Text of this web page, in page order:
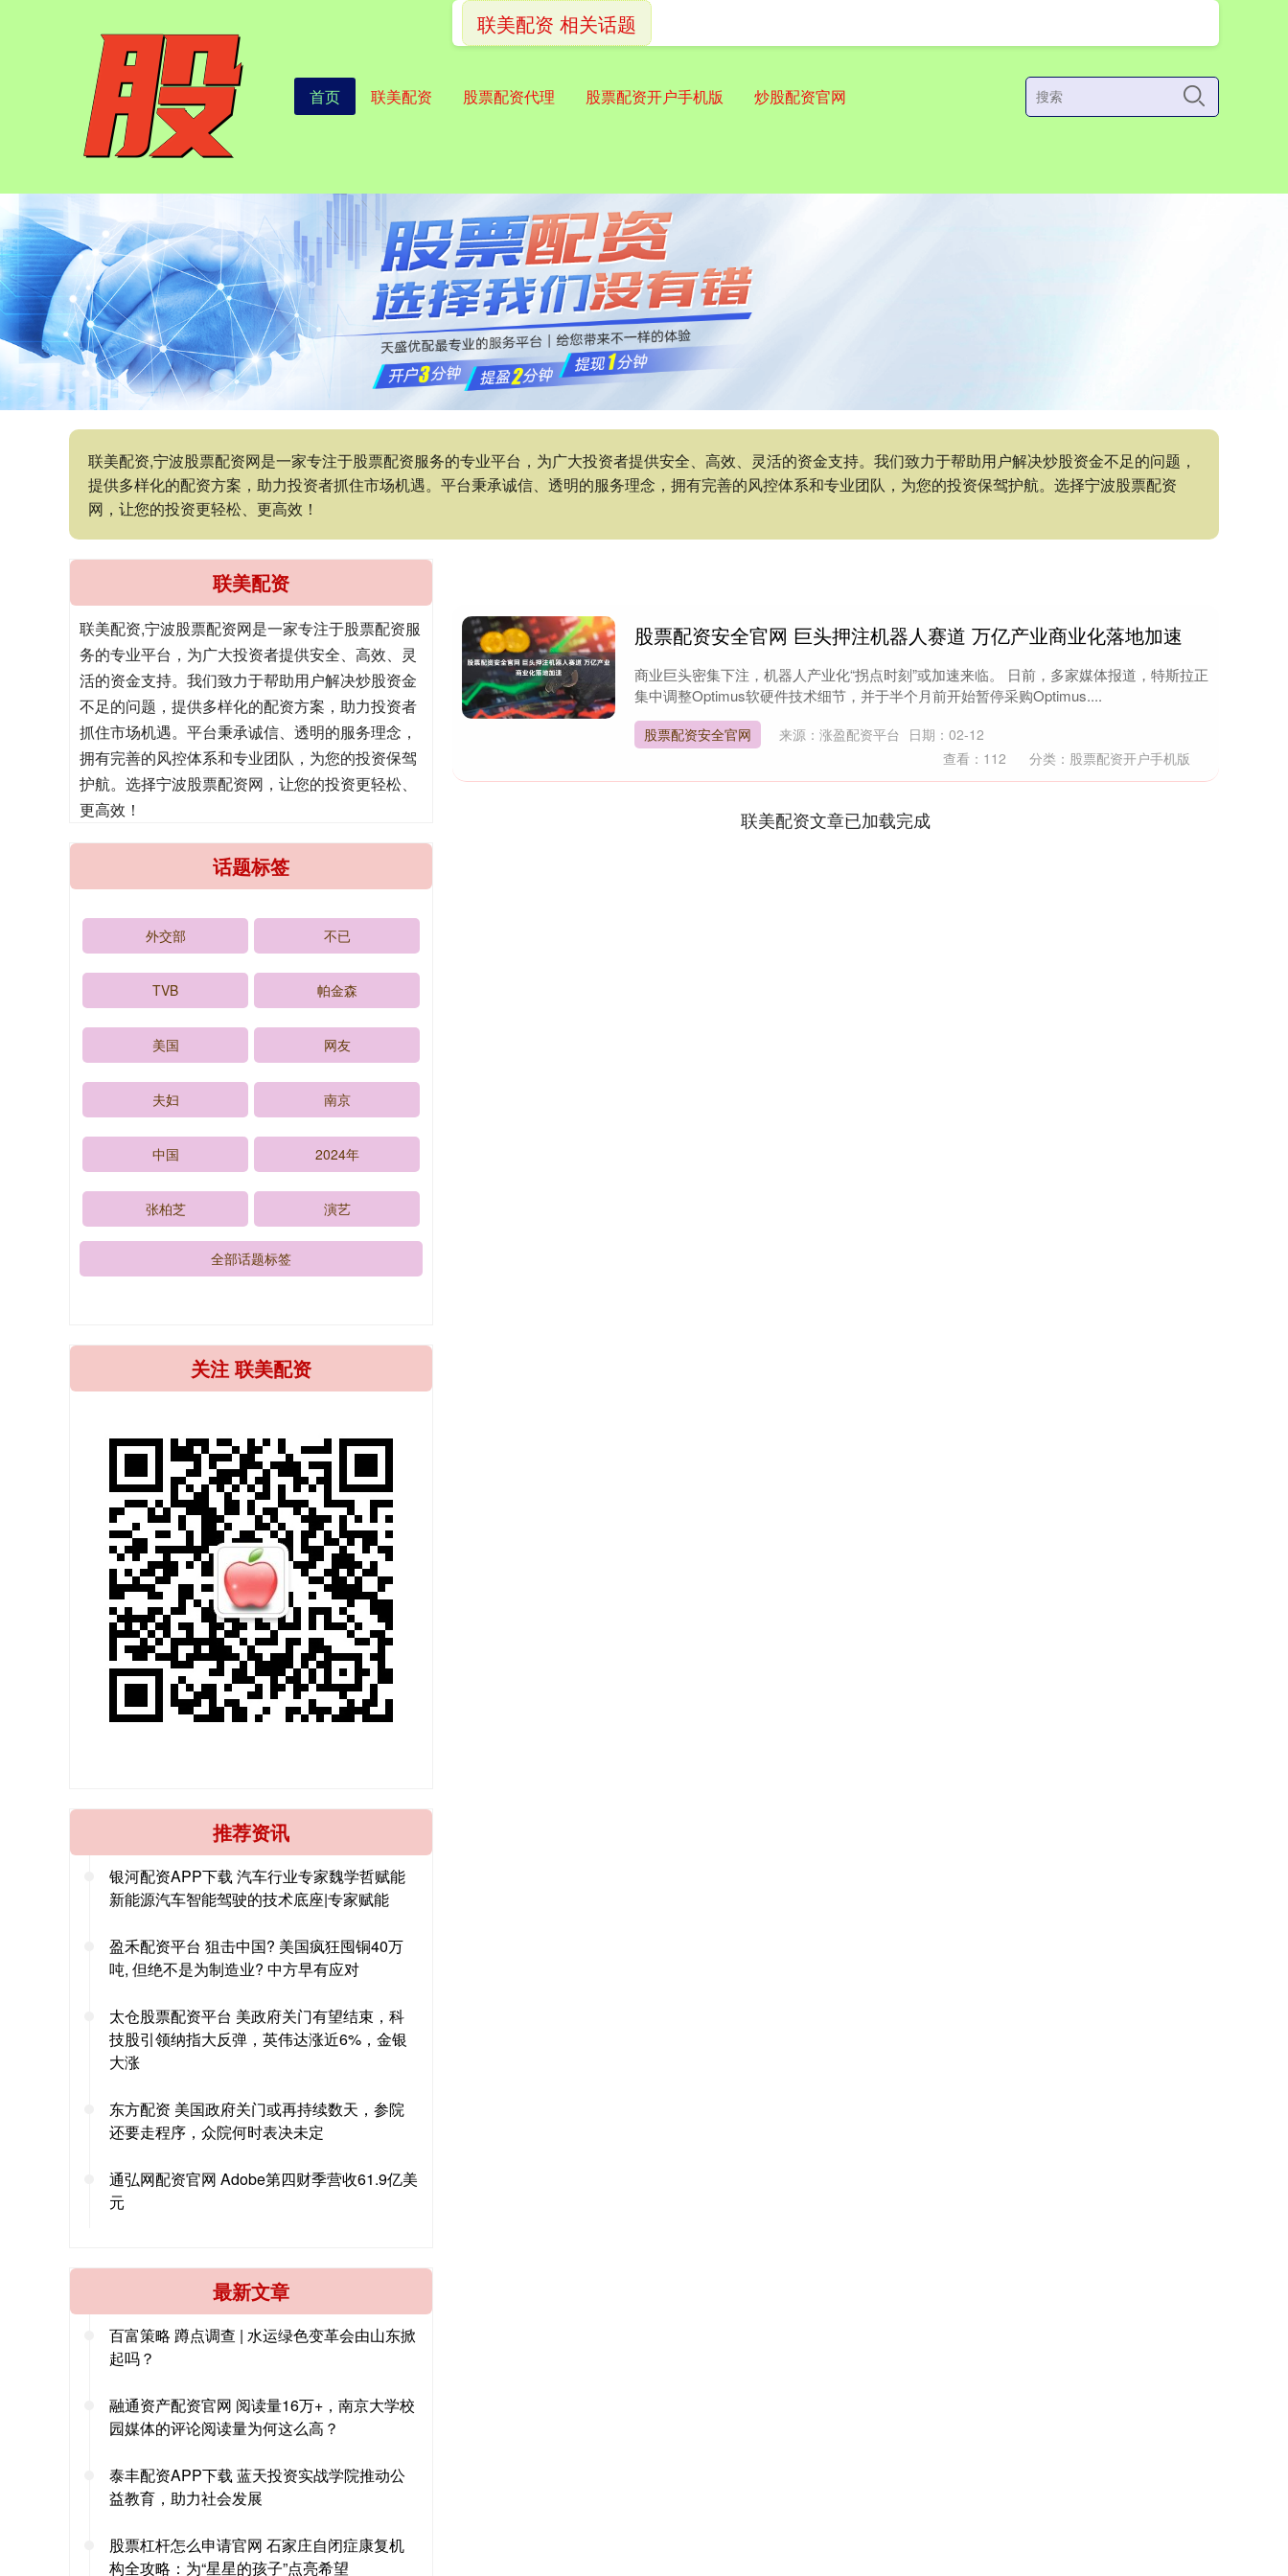
首页 联美配资 股票配资代理 股票配资开户手机版 炒股配资官网
联美配资,宁波股票配资网是一家专注于股票配资服务的专业平台，为广大投资者提供安全、高效、灵活的资金支持。我们致力于帮助用户解决炒股资金不足的问题，
提供多样化的配资方案，助力投资者抓住市场机遇。平台秉承诚信、透明的服务理念，拥有完善的风控体系和专业团队，为您的投资保驾护航。选择宁波股票配资
网，让您的投资更轻松、更高效！
联美配资 相关话题
股票配资安全官网 巨头押注机器人赛道 万亿产业商业化落地加速
商业巨头密集下注，机器人产业化“拐点时刻”或加速来临。 日前，多家媒体报道，特斯拉正
集中调整Optimus软硬件技术细节，并于半个月前开始暂停采购Optimus....
股票配资安全官网 来源：涨盈配资平台 日期：02-12
查看： 112 分类： 股票配资开户手机版
联美配资文章已加载完成
联美配资
联美配资,宁波股票配资网是一家专注于股票配资服
务的专业平台，为广大投资者提供安全、高效、灵
活的资金支持。我们致力于帮助用户解决炒股资金
不足的问题，提供多样化的配资方案，助力投资者
抓住市场机遇。平台秉承诚信、透明的服务理念，
拥有完善的风控体系和专业团队，为您的投资保驾
护航。选择宁波股票配资网，让您的投资更轻松、
更高效！
话题标签
外交部 不已
TVB 帕金森
美国 网友
夫妇 南京
中国 2024年
张柏芝 演艺
全部话题标签
关注 联美配资
推荐资讯
银河配资APP下载 汽车行业专家魏学哲赋能
新能源汽车智能驾驶的技术底座|专家赋能
盈禾配资平台 狙击中国? 美国疯狂囤铜40万
吨, 但绝不是为制造业? 中方早有应对
太仓股票配资平台 美政府关门有望结束，科
技股引领纳指大反弹，英伟达涨近6%，金银
大涨
东方配资 美国政府关门或再持续数天，参院
还要走程序，众院何时表决未定
通弘网配资官网 Adobe第四财季营收61.9亿美
元
最新文章
百富策略 蹲点调查 | 水运绿色变革会由山东掀
起吗？
融通资产配资官网 阅读量16万+，南京大学校
园媒体的评论阅读量为何这么高？
泰丰配资APP下载 蓝天投资实战学院推动公
益教育，助力社会发展
股票杠杆怎么申请官网 石家庄自闭症康复机
构全攻略：为“星星的孩子”点亮希望